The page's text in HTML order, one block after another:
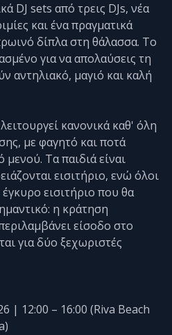
DJ sets από τρεις DJs, νέα
και ένα πραγματικά
δίπλα στη θάλασσα. Το
για να απολαύσεις τη
αντηλιακό, μαγιό και καλή
κανονικά καθ' όλη
με φαγητό και ποτά
Τα παιδιά είναι
εισιτήριο, ενώ όλοι
έγκυρο εισιτήριο που θα
η κράτηση
είσοδο στο
για δύο ξεχωριστές
| 12:00 – 16:00 (Riva Beach